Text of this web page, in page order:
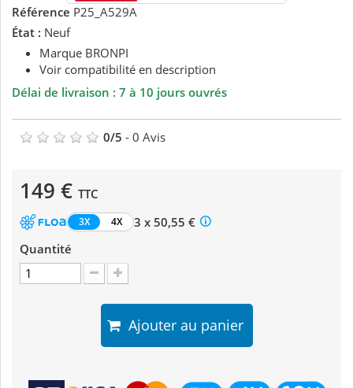
Référence P25_A529A
État : Neuf
Marque BRONPI
Voir compatibilité en description
Délai de livraison : 7 à 10 jours ouvrés
0/5 - 0 Avis
149 € TTC
3X 4X
3 x 50,55 €
Quantité
Ajouter au panier